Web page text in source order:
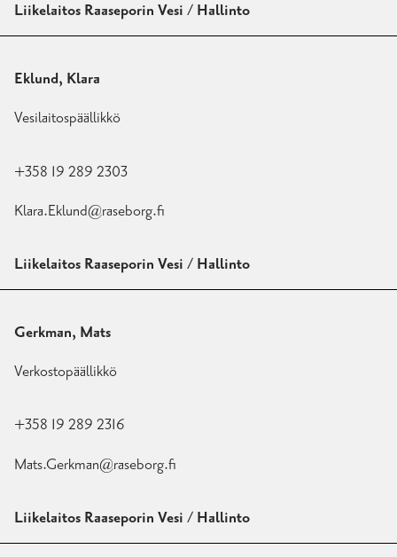
Liikelaitos Raaseporin Vesi / Hallinto
Eklund, Klara
Vesilaitospäällikkö
+358 19 289 2303
Klara.Eklund@raseborg.fi
Liikelaitos Raaseporin Vesi / Hallinto
Gerkman, Mats
Verkostopäällikkö
+358 19 289 2316
Mats.Gerkman@raseborg.fi
Liikelaitos Raaseporin Vesi / Hallinto